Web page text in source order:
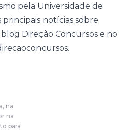
pela Universidade de
principais notícias sobre
Direção Concursos e no
na
na
para